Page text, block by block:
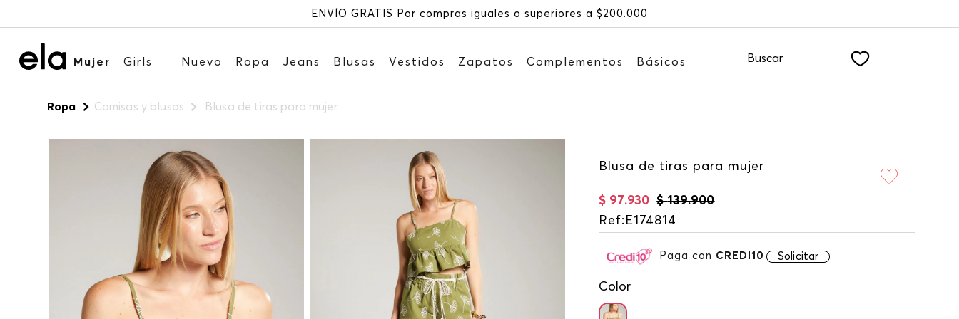
ENVÍO GRATIS Por compras iguales o superiores a $200.000
Mujer Girls Nuevo Ropa Jeans Blusas Vestidos Zapatos Complementos Básicos Buscar
Ropa Camisas y blusas Blusa de tiras para mujer
Blusa de tiras para mujer
$ 139.900
$ 97.930
Ref: E174814
Paga con CREDI10 Solicitar
Color